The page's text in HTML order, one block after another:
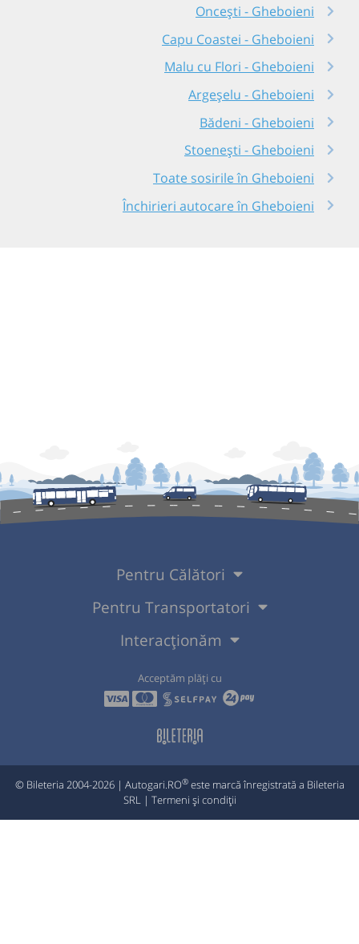
Oncești - Gheboieni
Capu Coastei - Gheboieni
Malu cu Flori - Gheboieni
Argeșelu - Gheboieni
Bădeni - Gheboieni
Stoenești - Gheboieni
Toate sosirile în Gheboieni
Închirieri autocare în Gheboieni
Pentru Călători
Pentru Transportatori
Interacționăm
Acceptăm plăți cu
© Bileteria 2004-2026 | Autogari.RO®este marcă înregistrată a Bileteria
SRL | Termeni și condiții